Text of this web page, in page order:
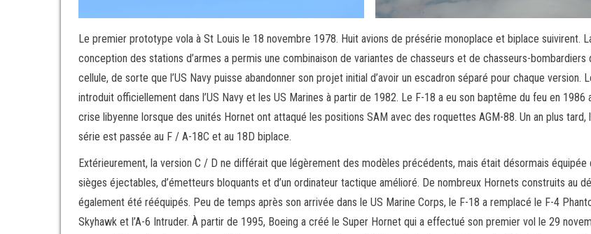
Le premier prototype vola à St Louis le 18 novembre 1978. Huit avions de présérie monoplace et biplace suivirent.
conception des stations d’armes a permis une combinaison de variantes de chasseurs et de chasseurs-bombardiers
cellule, de sorte que l’US Navy puisse abandonner son projet initial d’avoir un escadron séparé pour chaque version.
introduit officiellement dans l’US Navy et les US Marines à partir de 1982. Le F-18 a eu son baptême du feu en 1986
crise libyenne lorsque des unités Hornet ont attaqué les positions SAM avec des roquettes AGM-88. Un an plus tard,
série est passée au F / A-18C et au 18D biplace.
Extérieurement, la version C / D ne différait que légèrement des modèles précédents, mais était désormais équipée
sièges éjectables, d’émetteurs bloquants et d’un ordinateur tactique amélioré. De nombreux Hornets construits au
également été rééquipés. Peu de temps après son arrivée dans le US Marine Corps, le F-18 a remplacé le F-4
Skyhawk et l’A-6 Intruder. À partir de 1995, Boeing a créé le Super Hornet qui a effectué son premier vol le 29